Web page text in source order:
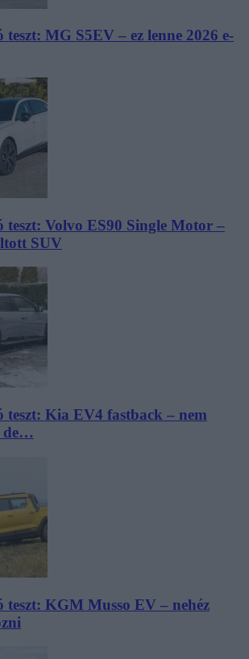
MG S5EV – ez lenne 2026 e-
teszt: Volvo ES90 Single Motor –
SUV
teszt: Kia EV4 fastback – nem
de…
KGM Musso EV – nehéz